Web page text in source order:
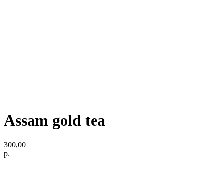
Assam gold tea
300,00
р.